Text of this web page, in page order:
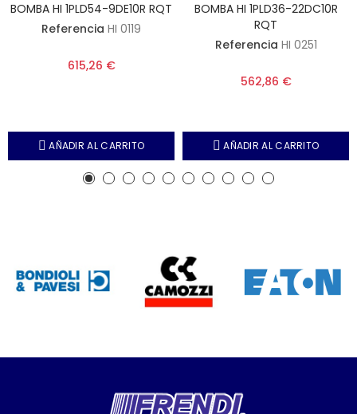
BOMBA HI 1PLD54-9DE10R RQT
Referencia HI 0119
615,26 €
AÑADIR AL CARRITO
BOMBA HI 1PLD36-22DC10R
RQT
Referencia HI 0251
562,86 €
AÑADIR AL CARRITO